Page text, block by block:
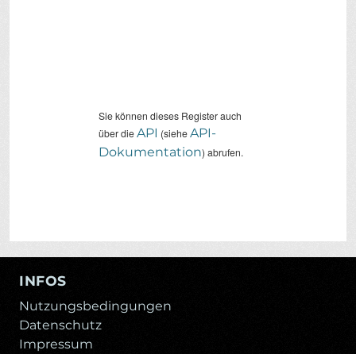
Sie können dieses Register auch
über dieAPI (sieheAPI-
Dokumentation) abrufen.
INFOS
Nutzungsbedingungen
Datenschutz
Impressum